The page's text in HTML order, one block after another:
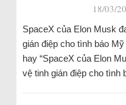
18/03/
SpaceX của Elon Musk
gián điệp cho tình báo
hay “SpaceX của Elon
vệ tinh gián điệp cho tình